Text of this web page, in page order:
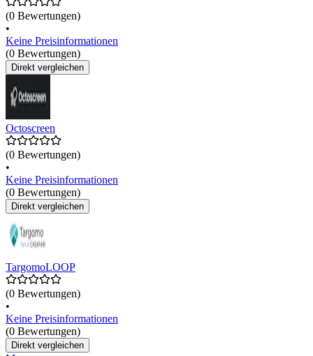
(0 Bewertungen)
•
Keine Preisinformationen
(0 Bewertungen)
Direkt vergleichen
Octoscreen
(0 Bewertungen)
•
Keine Preisinformationen
(0 Bewertungen)
Direkt vergleichen
TargomoLOOP
(0 Bewertungen)
•
Keine Preisinformationen
(0 Bewertungen)
Direkt vergleichen